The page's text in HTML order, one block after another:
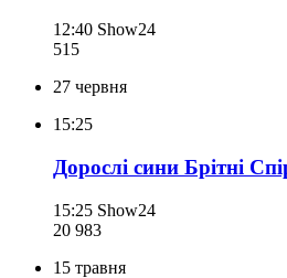
12:40 Show24
515
27 червня
15:25
Дорослі сини Брітні
15:25 Show24
20 983
15 травня